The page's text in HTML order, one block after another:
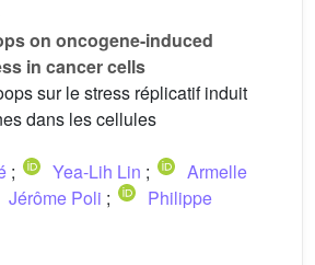
on oncogene-induced
in cancer cells
sur le stress réplicatif induit
dans les cellules
; Yea-Lih Lin ;
Armelle
Jérôme Poli ;
Philippe